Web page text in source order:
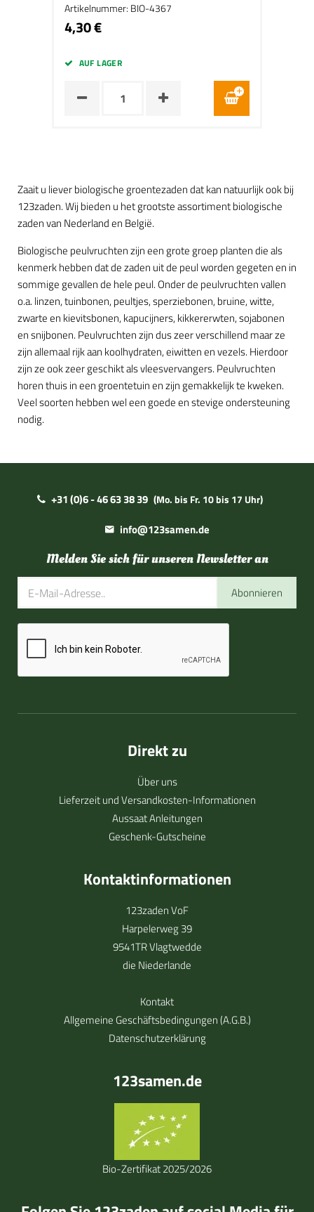
Artikelnummer: BIO-4367
4,30 €
AUF LAGER
Zaait u liever biologische groentezaden dat kan natuurlijk ook bij
123zaden. Wij bieden u het grootste assortiment biologische
zaden van Nederland en België.
Biologische peulvruchten zijn een grote groep planten die als
kenmerk hebben dat de zaden uit de peul worden gegeten en in
sommige gevallen de hele peul. Onder de peulvruchten vallen
o.a. linzen, tuinbonen, peultjes, sperziebonen, bruine, witte,
zwarte en kievitsbonen, kapucijners, kikkererwten, sojabonen
en snijbonen. Peulvruchten zijn dus zeer verschillend maar ze
zijn allemaal rijk aan koolhydraten, eiwitten en vezels. Hierdoor
zijn ze ook zeer geschikt als vleesvervangers. Peulvruchten
horen thuis in een groentetuin en zijn gemakkelijk te kweken.
Veel soorten hebben wel een goede en stevige ondersteuning
nodig.
+31 (0)6 - 46 63 38 39 (Mo. bis Fr. 10 bis 17 Uhr)
info@123samen.de
Melden Sie sich für unseren Newsletter an
Abonnieren
Direkt zu
Über uns
Lieferzeit und Versandkosten-Informationen
Aussaat Anleitungen
Geschenk-Gutscheine
Kontaktinformationen
123zaden VoF
Harpelerweg 39
9541TR Vlagtwedde
die Niederlande
Kontakt
Allgemeine Geschäftsbedingungen (A.G.B.)
Datenschutzerklärung
123samen.de
Bio-Zertifikat 2025/2026